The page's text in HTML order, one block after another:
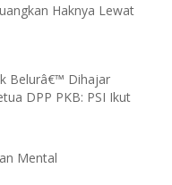
Haknya Lewat
Belurâ€™ Dihajar
DPP PKB: PSI Ikut
Mental